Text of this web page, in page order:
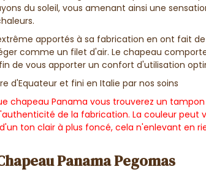
du soleil, vous amenant ainsi une
apportés à sa fabrication en ont fait
comme un filet d'air. Le chapeau
de vous apporter un confort d'utilisation
d'Equateur et fini en Italie par nos soins
chapeau Panama vous trouverez un
de la fabrication. La couleur peut
ton clair à plus foncé, cela n'enlevant en
Panama Pegomas